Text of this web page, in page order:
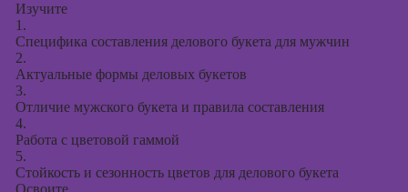
Изучите
1.
Специфика составления делового букета для мужчин
2.
Актуальные формы деловых букетов
3.
Отличие мужского букета и правила составления
4.
Работа с цветовой гаммой
5.
Стойкость и сезонность цветов для делового букета
Освоите